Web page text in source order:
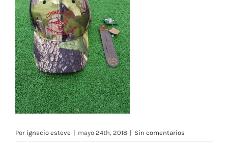
Por ignacio esteve | mayo 24th, 2018 | Sin comentarios